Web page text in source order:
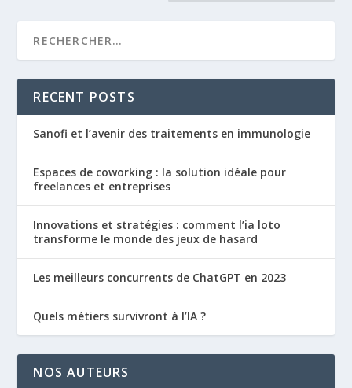
RECENT POSTS
Sanofi et l’avenir des traitements en immunologie
Espaces de coworking : la solution idéale pour
freelances et entreprises
Innovations et stratégies : comment l’ia loto
transforme le monde des jeux de hasard
Les meilleurs concurrents de ChatGPT en 2023
Quels métiers survivront à l’IA ?
NOS AUTEURS